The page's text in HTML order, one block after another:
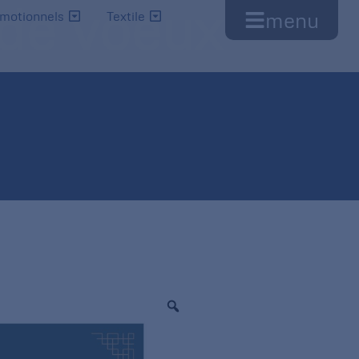
Textile menu
voeux